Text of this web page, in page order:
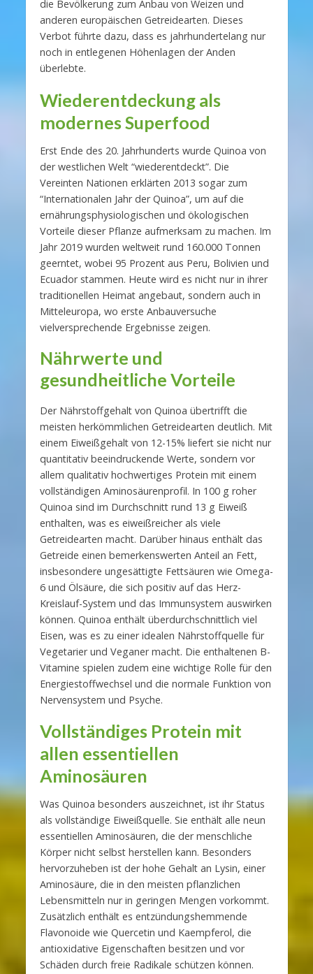
die Bevölkerung zum Anbau von Weizen und
anderen europäischen Getreidearten. Dieses
Verbot führte dazu, dass es jahrhundertelang nur
noch in entlegenen Höhenlagen der Anden
überlebte.
Wiederentdeckung als
modernes Superfood
Erst Ende des 20. Jahrhunderts wurde Quinoa von
der westlichen Welt “wiederentdeckt”. Die
Vereinten Nationen erklärten 2013 sogar zum
“Internationalen Jahr der Quinoa”, um auf die
ernährungsphysiologischen und ökologischen
Vorteile dieser Pflanze aufmerksam zu machen. Im
Jahr 2019 wurden weltweit rund 160.000 Tonnen
geerntet, wobei 95 Prozent aus Peru, Bolivien und
Ecuador stammen. Heute wird es nicht nur in ihrer
traditionellen Heimat angebaut, sondern auch in
Mitteleuropa, wo erste Anbauversuche
vielversprechende Ergebnisse zeigen.
Nährwerte und
gesundheitliche Vorteile
Der Nährstoffgehalt von Quinoa übertrifft die
meisten herkömmlichen Getreidearten deutlich. Mit
einem Eiweißgehalt von 12-15% liefert sie nicht nur
quantitativ beeindruckende Werte, sondern vor
allem qualitativ hochwertiges Protein mit einem
vollständigen Aminosäurenprofil. In 100 g roher
Quinoa sind im Durchschnitt rund 13 g Eiweiß
enthalten, was es eiweißreicher als viele
Getreidearten macht. Darüber hinaus enthält das
Getreide einen bemerkenswerten Anteil an Fett,
insbesondere ungesättigte Fettsäuren wie Omega-
6 und Ölsäure, die sich positiv auf das Herz-
Kreislauf-System und das Immunsystem auswirken
können. Quinoa enthält überdurchschnittlich viel
Eisen, was es zu einer idealen Nährstoffquelle für
Vegetarier und Veganer macht. Die enthaltenen B-
Vitamine spielen zudem eine wichtige Rolle für den
Energiestoffwechsel und die normale Funktion von
Nervensystem und Psyche.
Vollständiges Protein mit
allen essentiellen
Aminosäuren
Was Quinoa besonders auszeichnet, ist ihr Status
als vollständige Eiweißquelle. Sie enthält alle neun
essentiellen Aminosäuren, die der menschliche
Körper nicht selbst herstellen kann. Besonders
hervorzuheben ist der hohe Gehalt an Lysin, einer
Aminosäure, die in den meisten pflanzlichen
Lebensmitteln nur in geringen Mengen vorkommt.
Zusätzlich enthält es entzündungshemmende
Flavonoide wie Quercetin und Kaempferol, die
antioxidative Eigenschaften besitzen und vor
Schäden durch freie Radikale schützen können.